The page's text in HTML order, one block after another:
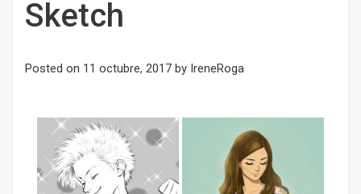
Sketch
Posted on 11 octubre, 2017 by IreneRoga